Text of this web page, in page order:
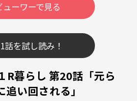
ューワーで見る
話を試し読み！
R暮らし 第20話「元ら
追い回される」